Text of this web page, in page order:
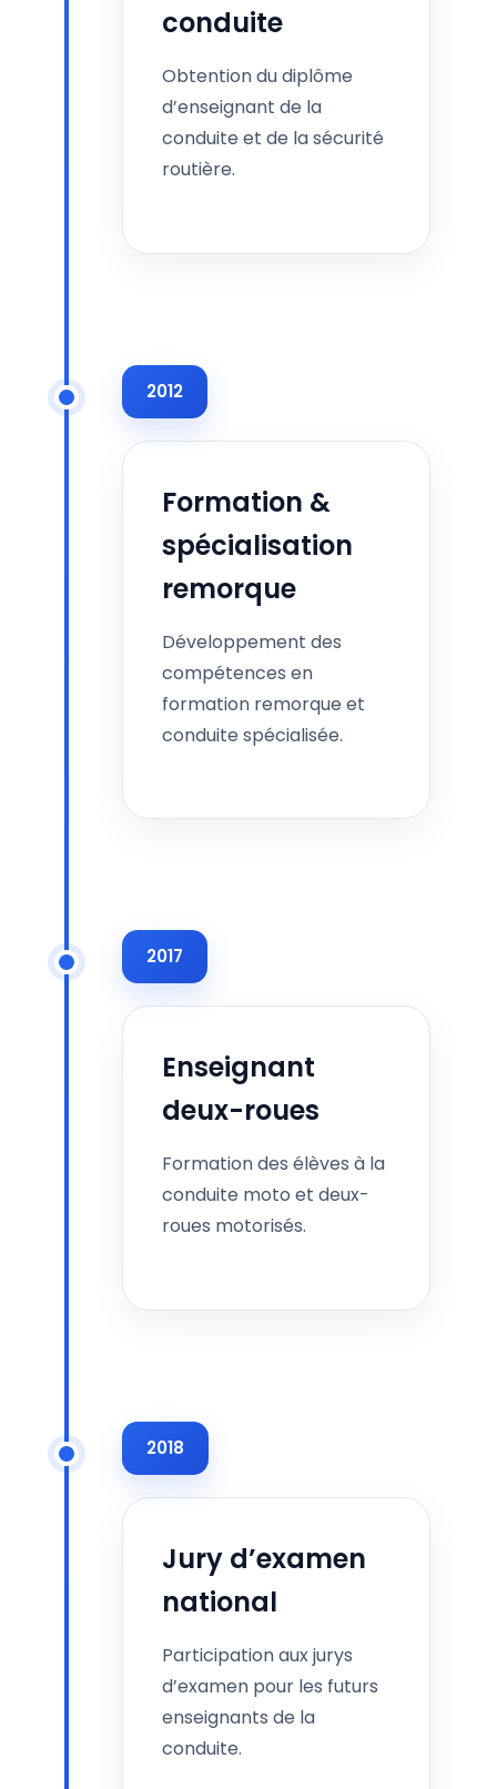
conduite
Obtention du diplôme
d’enseignant de la
conduite et de la sécurité
routière.
2012
Formation &
spécialisation
remorque
Développement des
compétences en
formation remorque et
conduite spécialisée.
2017
Enseignant
deux-roues
Formation des élèves à la
conduite moto et deux-
roues motorisés.
2018
Jury d’examen
national
Participation aux jurys
d’examen pour les futurs
enseignants de la
conduite.